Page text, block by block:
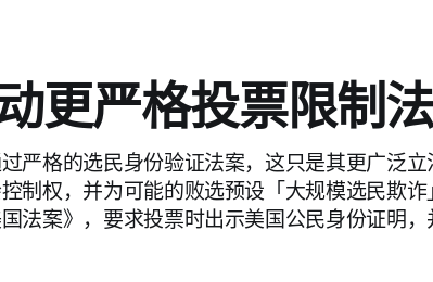
更严格投票限制
严格的选民身份验证法案，这只是其更广泛
制权，并为可能的败选预设「大规模选民欺
法案》，要求投票时出示美国公民身份证明